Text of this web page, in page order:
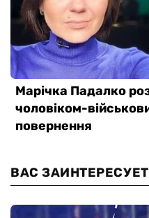
ВАС ЗАИНТЕРЕСУЕТ